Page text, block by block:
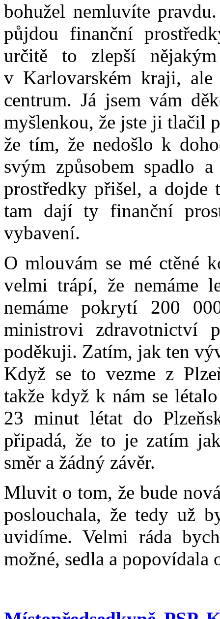
bohužel nemluvíte
půjdou finanční
určitě to zlepší
v Karlovarském kraji,
centrum. Já jsem vám
myšlenkou, že jste ji tlačil
že tím, že nedošlo k
svým způsobem spadlo
prostředky přišel, a dojde
tam dají ty finanční
vybavení.
O mlouvám se mé ctěné
velmi trápí, že nemáme
nemáme pokrytí 200
ministrovi
poděkuji. Zatím, jak ten
Když se to vezme z
takže když k nám se
23 minut létat do
připadá, že to je zatím
směr a žádný závěr.
Mluvit o tom, že bude
poslouchala, že tedy už
uvidíme. Velmi ráda
možné, sedla a